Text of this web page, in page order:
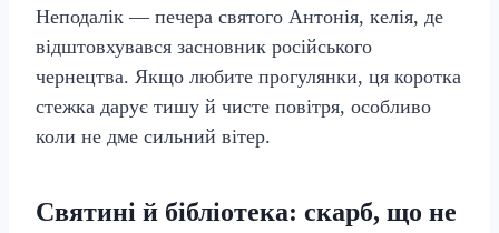
Неподалік — печера святого Антонія, келія, де
відштовхувався засновник російського
чернецтва. Якщо любите прогулянки, ця коротка
стежка дарує тишу й чисте повітря, особливо
коли не дме сильний вітер.
Святині й бібліотека: скарб, що не